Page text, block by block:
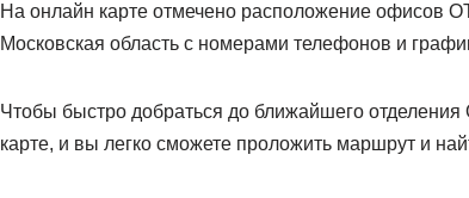
На онлайн карте отмечено расположение офисов
Московская область с номерами телефонов и
Чтобы быстро добраться до ближайшего
карте, и вы легко сможете проложить маршрут и